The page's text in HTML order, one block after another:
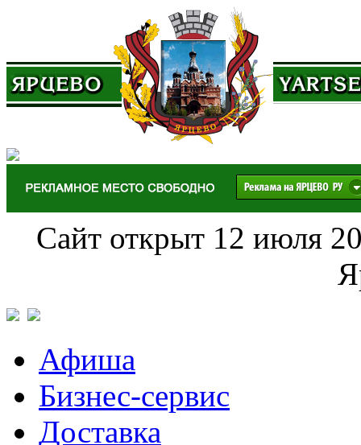
Сайт открыт 12 июля
Афиша
Бизнес-сервис
Доставка